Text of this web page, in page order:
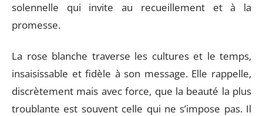
solennelle qui invite au recueillement et à la
promesse.
La rose blanche traverse les cultures et le temps,
insaisissable et fidèle à son message. Elle rappelle,
discrètement mais avec force, que la beauté la plus
troublante est souvent celle qui ne s’impose pas. Il